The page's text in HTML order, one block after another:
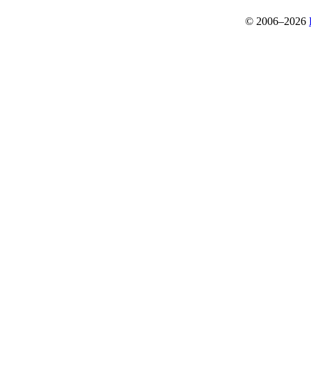
© 2006–2026